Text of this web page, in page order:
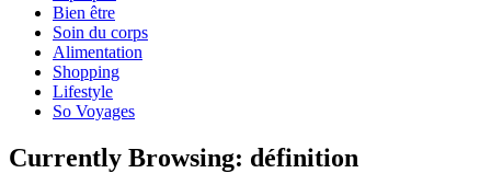
Bien être
Soin du corps
Alimentation
Shopping
Lifestyle
So Voyages
Currently Browsing: définition